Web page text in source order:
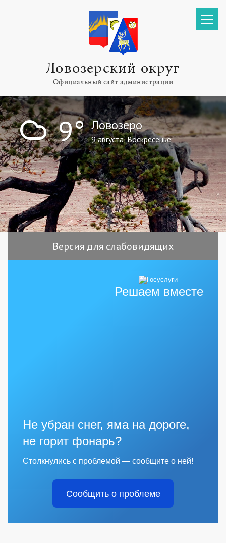
Ловозерский округ
Официальный сайт администрации
! 9° Ловозеро
9 августа, Воскресенье
Версия для слабовидящих
Решаем вместе
Не убран снег, яма на дороге,
не горит фонарь?
Столкнулись с проблемой — сообщите о ней!
Сообщить о проблеме